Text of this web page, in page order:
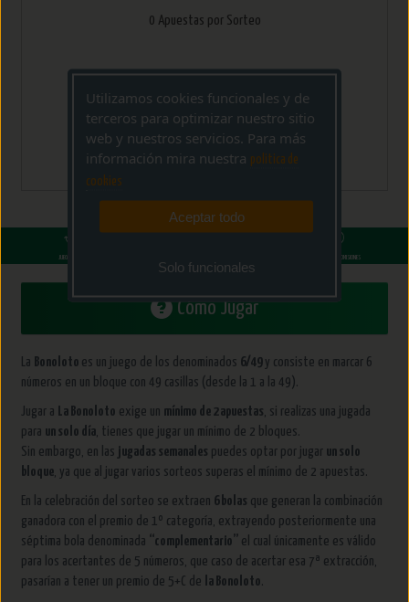
0 Apuestas por Sorteo
AÑADIR A
CESTA
JUEGO SEGURO NI GASTOS NI COMISIONES
Cómo Jugar
La Bonoloto es un juego de los denominados 6/49y consiste en marcar 6
números en un bloque con 49 casillas (desde la 1 a la 49).
Jugar a La Bonoloto exige un mínimo de 2 apuestas, si realizas una jugada
para un solo día, tienes que jugar un mínimo de 2 bloques.
Sin embargo, en las jugadas semanales puedes optar por jugar un solo
bloque, ya que al jugar varios sorteos superas el mínimo de 2 apuestas.
En la celebración del sorteo se extraen 6 bolas que generan la combinación
ganadora con el premio de 1º categoría, extrayendo posteriormente una
séptima bola denominada
“complementario” el cual únicamente es válido
para los acertantes de 5 números, que caso de acertar esa 7ª extracción,
pasarían a tener un premio de 5+C de la Bonoloto.
Utilizamos cookies funcionales y de
terceros para optimizar nuestro sitio
web y nuestros servicios. Para más
información mira nuestra politica de
cookies
Aceptar todo
Solo funcionales